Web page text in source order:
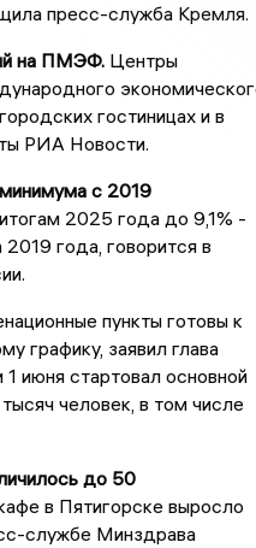
пресс-служба Кремля.
на ПМЭФ. Центры
гостиницах и в
РИА Новости.
с 2019
2025 года до 9,1% -
года, говорится в
пункты готовы к
графику, заявил глава
июня стартовал основной
человек, в том числе
до 50
в Пятигорске выросло
службе Минздрава